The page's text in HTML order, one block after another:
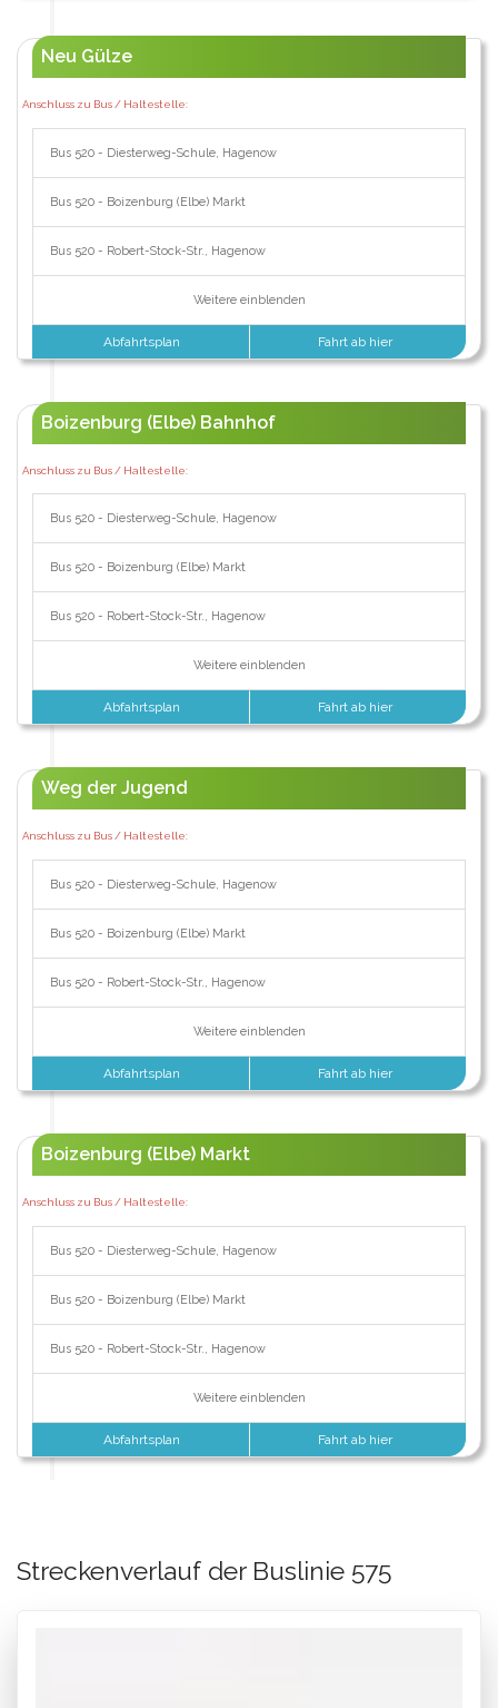
Neu Gülze
Anschluss zu Bus / Haltestelle:
Bus 520 - Diesterweg-Schule, Hagenow
Bus 520 - Boizenburg (Elbe) Markt
Bus 520 - Robert-Stock-Str., Hagenow
Weitere einblenden
Abfahrtsplan Fahrt ab hier
Boizenburg (Elbe) Bahnhof
Anschluss zu Bus / Haltestelle:
Bus 520 - Diesterweg-Schule, Hagenow
Bus 520 - Boizenburg (Elbe) Markt
Bus 520 - Robert-Stock-Str., Hagenow
Weitere einblenden
Abfahrtsplan Fahrt ab hier
Weg der Jugend
Anschluss zu Bus / Haltestelle:
Bus 520 - Diesterweg-Schule, Hagenow
Bus 520 - Boizenburg (Elbe) Markt
Bus 520 - Robert-Stock-Str., Hagenow
Weitere einblenden
Abfahrtsplan Fahrt ab hier
Boizenburg (Elbe) Markt
Anschluss zu Bus / Haltestelle:
Bus 520 - Diesterweg-Schule, Hagenow
Bus 520 - Boizenburg (Elbe) Markt
Bus 520 - Robert-Stock-Str., Hagenow
Weitere einblenden
Abfahrtsplan Fahrt ab hier
Streckenverlauf der Buslinie 575